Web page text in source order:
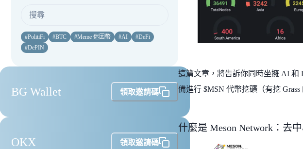
#PolitiFi #BTC #Meme 迷因幣 #AI #DeFi
#DePIN
BG Wallet 領取邀請碼
OKX 領取邀請碼
這篇文章，將告訴你同時坐擁 AI 和
備進行 $MSN 代幣挖礦（有挖
什麼是 Meson Network：去